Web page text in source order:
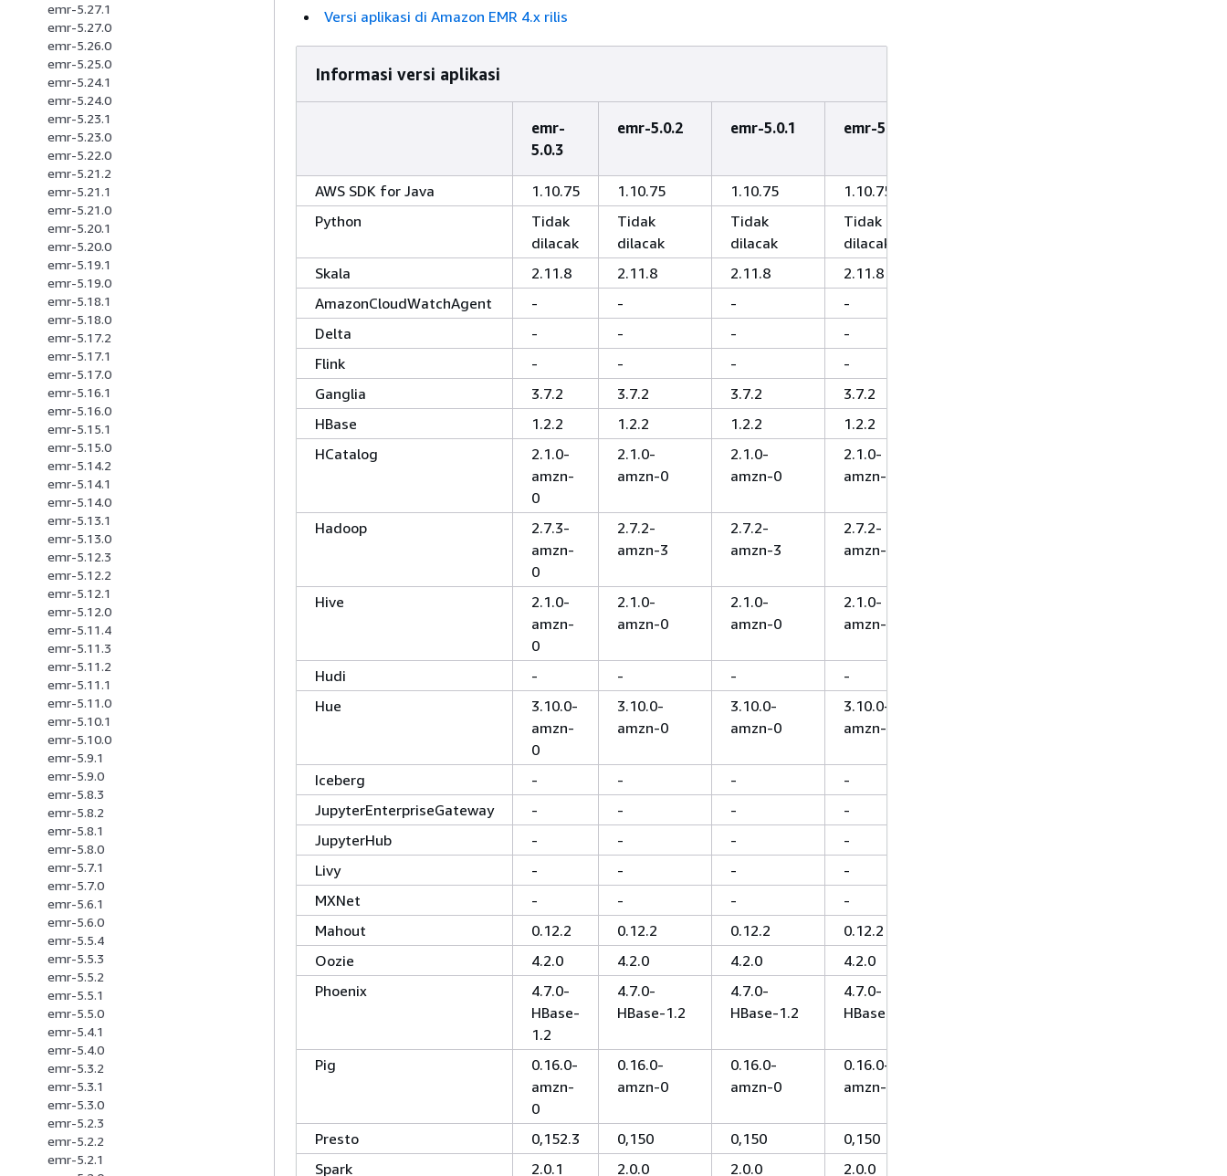
emr-5.27.1
emr-5.27.0
emr-5.26.0
emr-5.25.0
emr-5.24.1
emr-5.24.0
emr-5.23.1
emr-5.23.0
emr-5.22.0
emr-5.21.2
emr-5.21.1
emr-5.21.0
emr-5.20.1
emr-5.20.0
emr-5.19.1
emr-5.19.0
emr-5.18.1
emr-5.18.0
emr-5.17.2
emr-5.17.1
emr-5.17.0
emr-5.16.1
emr-5.16.0
emr-5.15.1
emr-5.15.0
emr-5.14.2
emr-5.14.1
emr-5.14.0
emr-5.13.1
emr-5.13.0
emr-5.12.3
emr-5.12.2
emr-5.12.1
emr-5.12.0
emr-5.11.4
emr-5.11.3
emr-5.11.2
emr-5.11.1
emr-5.11.0
emr-5.10.1
emr-5.10.0
emr-5.9.1
emr-5.9.0
emr-5.8.3
emr-5.8.2
emr-5.8.1
emr-5.8.0
emr-5.7.1
emr-5.7.0
emr-5.6.1
emr-5.6.0
emr-5.5.4
emr-5.5.3
emr-5.5.2
emr-5.5.1
emr-5.5.0
emr-5.4.1
emr-5.4.0
emr-5.3.2
emr-5.3.1
emr-5.3.0
emr-5.2.3
emr-5.2.2
emr-5.2.1
Versi aplikasi di Amazon EMR 4.x rilis
Informasi versi aplikasi
emr-
5.0.3
emr-5.0.2 emr-5.0.1 emr-5.0.0
AWS SDK for Java 1.10.75 1.10.75 1.10.75
1.10.75
Python
Tidak
dilacak
Tidak
dilacak
Tidak
dilacak
Tidak
dilacak
Skala
2.11.8 2.11.8 2.11.8
2.11.8
AmazonCloudWatchAgent
- - -
-
Delta
- - -
-
Flink
- - -
-
Ganglia
3.7.2 3.7.2 3.7.2
3.7.2
HBase
1.2.2 1.2.2 1.2.2
1.2.2
HCatalog
2.1.0-
amzn-
0
2.1.0-
amzn-0
2.1.0-
amzn-0
2.1.0-
amzn-0
Hadoop
2.7.3-
amzn-
0
2.7.2-
amzn-3
2.7.2-
amzn-3
2.7.2-
amzn-3
Hive
2.1.0-
amzn-
0
2.1.0-
amzn-0
2.1.0-
amzn-0
2.1.0-
amzn-0
Hudi - - -
-
Hue
3.10.0-
amzn-
0
3.10.0-
amzn-0
3.10.0-
amzn-0
3.10.0-
amzn-0
Iceberg - - -
-
JupyterEnterpriseGateway
- - -
-
JupyterHub
- - -
-
Livy
- - -
-
MXNet
- - -
-
Mahout
0.12.2 0.12.2 0.12.2
0.12.2
Oozie
4.2.0 4.2.0 4.2.0
4.2.0
Phoenix
4.7.0-
HBase-
1.2
4.7.0-
HBase-1.2
4.7.0-
HBase-1.2
4.7.0-
HBase-1.2
Pig
0.16.0-
amzn-
0
0.16.0-
amzn-0
0.16.0-
amzn-0
0.16.0-
amzn-0
Presto 0,152.3 0,150 0,150
0,150
Spark
2.0.1 2.0.0 2.0.0
2.0.0